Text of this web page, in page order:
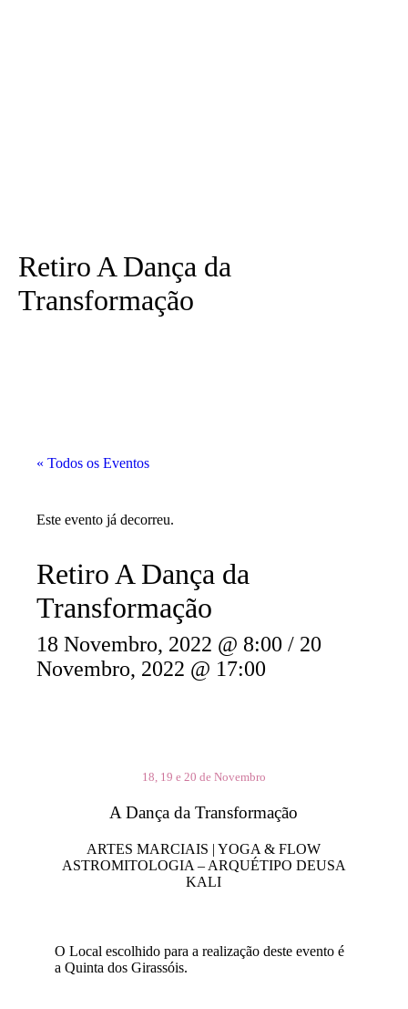
Retiro A Dança da
Transformação
« Todos os Eventos
Este evento já decorreu.
Retiro A Dança da
Transformação
18 Novembro, 2022 @ 8:00 / 20
Novembro, 2022 @ 17:00
18, 19 e 20 de Novembro
A Dança da Transformação
ARTES MARCIAIS | YOGA & FLOW
ASTROMITOLOGIA – ARQUÉTIPO DEUSA
KALI
O Local escolhido para a realização deste evento é
a Quinta dos Girassóis.